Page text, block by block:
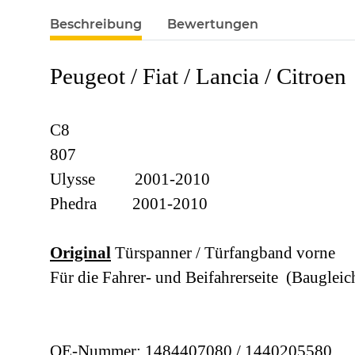
Beschreibung Bewertungen
Peugeot / Fiat / Lancia / Citroen
C8
807
Ulysse 2001-2010
Phedra 2001-2010
Original Türspanner / Türfangband vorne
Für die Fahrer- und Beifahrerseite